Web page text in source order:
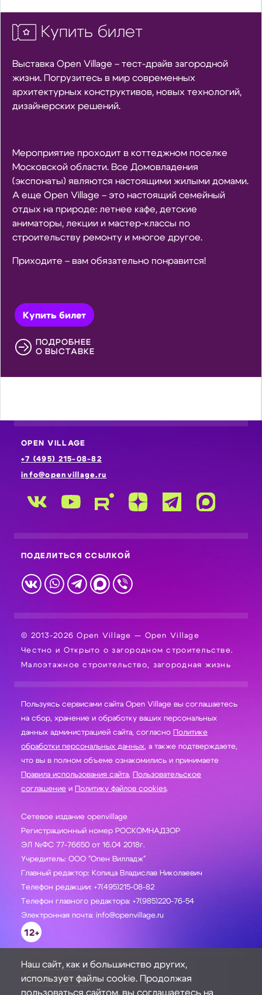
Купить билет
Выставка Open Village – тест-драйв загородной
жизни. Погрузитесь в мир современных
архитектурных конструктивов, новых технологий,
дизайнерских решений.
Мероприятие проходит в коттеджном поселке
Московской области. Все Домовладения
(экспонаты) являются настоящими жилыми домами.
А еще Open Village – это настоящий семейный
отдых на природе: летнее кафе, детские
аниматоры, лекции и мастер-классы по
строительству ремонту и многое другое.
Приходите – вам обязательно понравится!
Купить билет
ПОДРОБНЕЕ
О ВЫСТАВКЕ
OPEN VILLAGE
+7 (495) 215-08-82
info@openvillage.ru
ПОДЕЛИТЬСЯ ССЫЛКОЙ
© 2013-2026 Open Village — Open Village
Честно и Открыто о загородном строительстве.
Малоэтажное строительство, загородная жизнь
Пользуясь сервисами сайта Open Village вы соглашаетесь
на сбор, хранение и обработку ваших персональных
данных администрацией сайта, согласно Политике
обработки персональных данных, а также подтверждаете,
что вы в полном объеме ознакомились и принимаете
Правила использования сайта, Пользовательское
соглашение и Политику файлов cookies.
Сетевое издание openvillage
Регистрационный номер РОСКОМНАДЗОР
ЭЛ №ФС 77-76650 от 16.04 2018г.
Учредитель: ООО "Опен Вилладж"
Главный редактор: Копица Владислав Николаевич
Телефон редакции: +7(495)215-08-82
Телефон главного редактора: +7(985)220-76-54
Электронная почта: info@openvillage.ru
12+
ЗАДАТЬ ВОПРОС
Наш сайт, как и большинство других,
использует файлы cookie. Продолжая
пользоваться сайтом, вы соглашаетесь на